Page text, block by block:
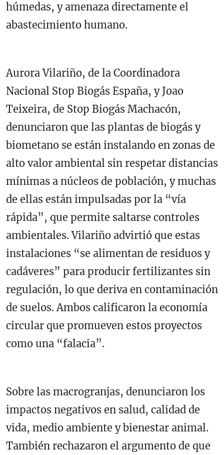
húmedas, y amenaza directamente el
abastecimiento humano.
Aurora Vilariño, de la Coordinadora
Nacional Stop Biogás España, y Joao
Teixeira, de Stop Biogás Machacón,
denunciaron que las plantas de biogás y
biometano se están instalando en zonas de
alto valor ambiental sin respetar distancias
mínimas a núcleos de población, y muchas
de ellas están impulsadas por la “vía
rápida”, que permite saltarse controles
ambientales. Vilariño advirtió que estas
instalaciones “se alimentan de residuos y
cadáveres” para producir fertilizantes sin
regulación, lo que deriva en contaminación
de suelos. Ambos calificaron la economía
circular que promueven estos proyectos
como una “falacia”.
Sobre las macrogranjas, denunciaron los
impactos negativos en salud, calidad de
vida, medio ambiente y bienestar animal.
También rechazaron el argumento de que